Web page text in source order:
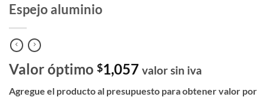
Espejo aluminio
Valor óptimo $1,057 valor sin iva
Agregue el producto al presupuesto para obtener valor por